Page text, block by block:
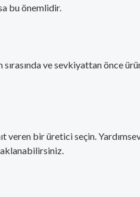
bu önemlidir.
ve sevkiyattan önce
veren bir üretici seçin.